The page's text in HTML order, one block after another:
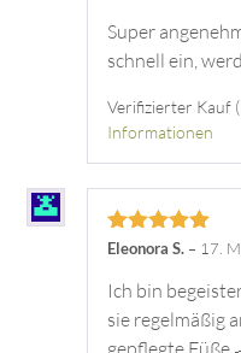
Super
schnell ein,
Verifizierter Kauf
Informationen
Bewertet mit
Eleonora S. – 17.
Ich bin
sie regelmäßig
gepflegte Füße